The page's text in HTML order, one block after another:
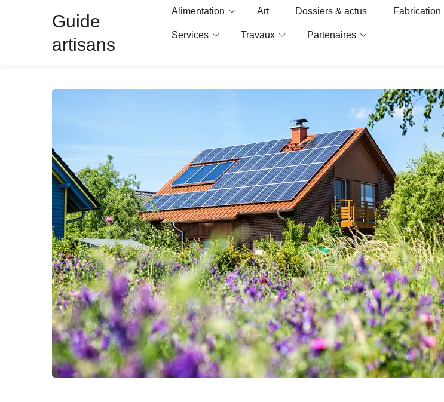
Guide
artisans
Alimentation Art Dossiers & actus Fabrication
Services Travaux Partenaires